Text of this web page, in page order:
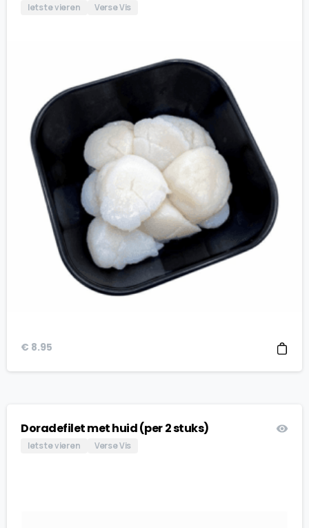
Iets te vieren Verse Vis
€ 8.95
Doradefilet met huid (per 2 stuks)
Iets te vieren Verse Vis